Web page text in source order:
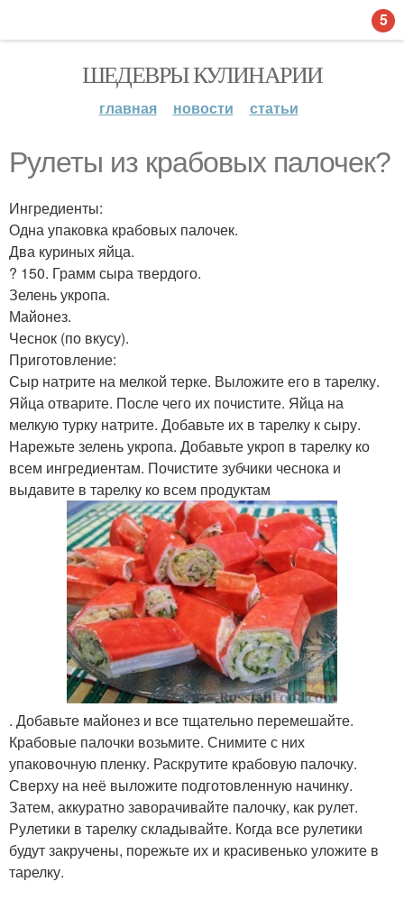
ШЕДЕВРЫ КУЛИНАРИИ
главная новости статьи
Рулеты из крабовых палочек?
Ингредиенты:
Одна упаковка крабовых палочек.
Два куриных яйца.
? 150. Грамм сыра твердого.
Зелень укропа.
Майонез.
Чеснок (по вкусу).
Приготовление:
Сыр натрите на мелкой терке. Выложите его в тарелку.
Яйца отварите. После чего их почистите. Яйца на
мелкую турку натрите. Добавьте их в тарелку к сыру.
Нарежьте зелень укропа. Добавьте укроп в тарелку ко
всем ингредиентам. Почистите зубчики чеснока и
выдавите в тарелку ко всем продуктам
. Добавьте майонез и все тщательно перемешайте.
Крабовые палочки возьмите. Снимите с них
упаковочную пленку. Раскрутите крабовую палочку.
Сверху на неё выложите подготовленную начинку.
Затем, аккуратно заворачивайте палочку, как рулет.
Рулетики в тарелку складывайте. Когда все рулетики
будут закручены, порежьте их и красивенько уложите в
тарелку.
5